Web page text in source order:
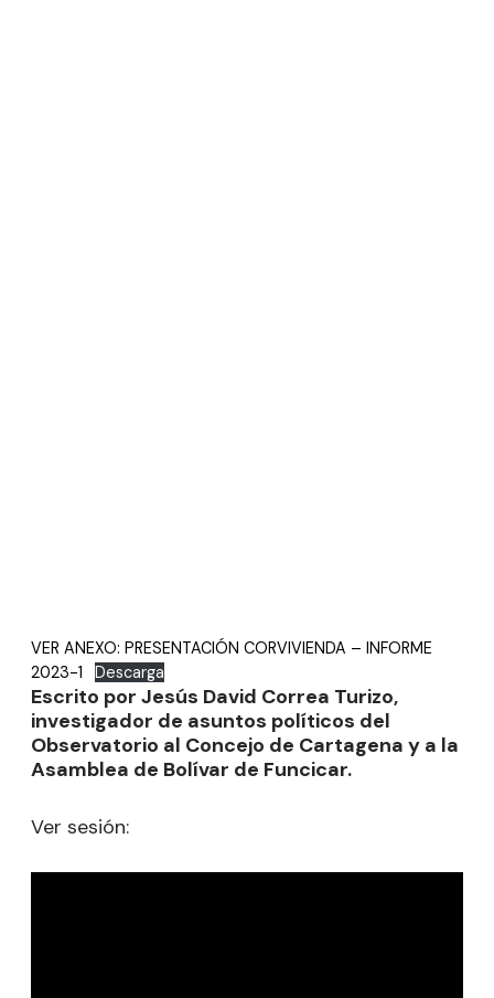
VER ANEXO: PRESENTACIÓN CORVIVIENDA – INFORME
2023-1
Descarga
Escrito por Jesús David Correa Turizo,
investigador de asuntos políticos del
Observatorio al Concejo de Cartagena y a la
Asamblea de Bolívar de Funcicar.
Ver sesión: